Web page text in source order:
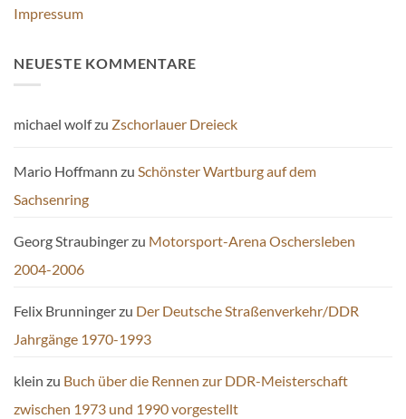
Impressum
NEUESTE KOMMENTARE
michael wolfzu Zschorlauer Dreieck
Mario Hoffmann zu Schönster Wartburg auf dem
Sachsenring
Georg Straubingerzu Motorsport-Arena Oschersleben
2004-2006
Felix Brunningerzu Der Deutsche Straßenverkehr/DDR
Jahrgänge 1970-1993
klein zu Buch über die Rennen zur DDR-Meisterschaft
zwischen 1973 und 1990 vorgestellt